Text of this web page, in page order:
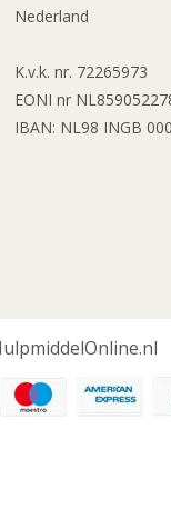
Nederland
K.v.k. nr. 72265973
EONI nr
IBAN: NL98 INGB